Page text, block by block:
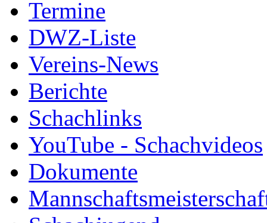
Termine
DWZ-Liste
Vereins-News
Berichte
Schachlinks
YouTube - Schachvideos
Dokumente